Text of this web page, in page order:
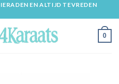
EN ALTIJD TEVREDEN
0